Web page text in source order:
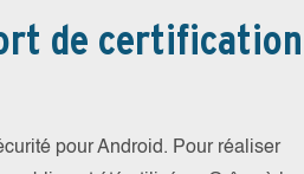
de certification
pour Android. Pour réaliser